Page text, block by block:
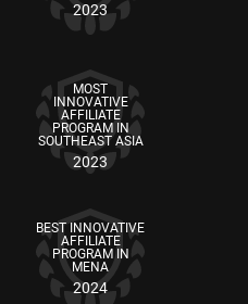
2023
MOST
INNOVATIVE
AFFILIATE
PROGRAM IN
SOUTHEAST ASIA
2023
BEST INNOVATIVE
AFFILIATE
PROGRAM IN
MENA
2024